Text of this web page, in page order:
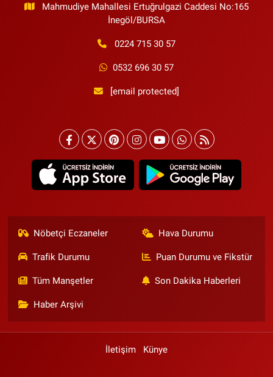
Mahmudiye Mahallesi Ertuğrulgazi Caddesi No:165
İnegöl/BURSA
0224 715 30 57
0532 696 30 57
[email protected]
Nöbetçi Eczaneler Hava Durumu
Trafik Durumu Puan Durumu ve Fikstür
Tüm Manşetler Son Dakika Haberleri
Haber Arşivi
İletişim Künye